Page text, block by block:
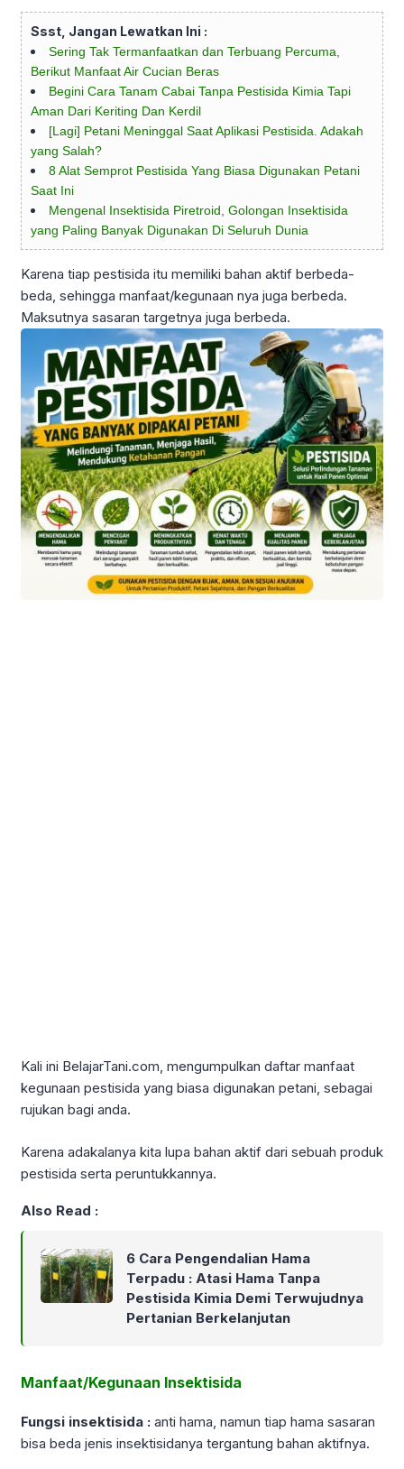
Ssst, Jangan Lewatkan Ini :
Sering Tak Termanfaatkan dan Terbuang Percuma,
Berikut Manfaat Air Cucian Beras
Begini Cara Tanam Cabai Tanpa Pestisida Kimia Tapi
Aman Dari Keriting Dan Kerdil
[Lagi] Petani Meninggal Saat Aplikasi Pestisida. Adakah
yang Salah?
8 Alat Semprot Pestisida Yang Biasa Digunakan Petani
Saat Ini
Mengenal Insektisida Piretroid, Golongan Insektisida
yang Paling Banyak Digunakan Di Seluruh Dunia
Karena tiap pestisida itu memiliki bahan aktif berbeda-
beda, sehingga manfaat/kegunaan nya juga berbeda.
Maksutnya sasaran targetnya juga berbeda.
Kali ini BelajarTani.com, mengumpulkan daftar manfaat
kegunaan pestisida yang biasa digunakan petani, sebagai
rujukan bagi anda.
Karena adakalanya kita lupa bahan aktif dari sebuah produk
pestisida serta peruntukkannya.
Also Read :
6 Cara Pengendalian Hama
Terpadu : Atasi Hama Tanpa
Pestisida Kimia Demi Terwujudnya
Pertanian Berkelanjutan
Manfaat/Kegunaan Insektisida
Fungsi insektisida : anti hama, namun tiap hama sasaran
bisa beda jenis insektisidanya tergantung bahan aktifnya.